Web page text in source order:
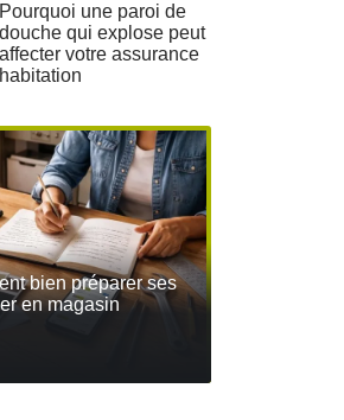
Pourquoi une paroi de
douche qui explose peut
affecter votre assurance
habitation
bien préparer ses
en magasin